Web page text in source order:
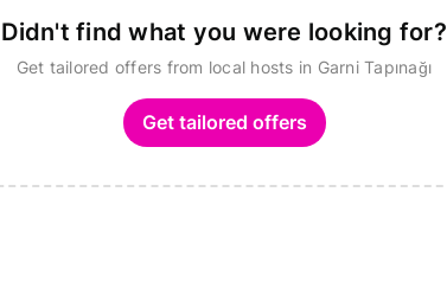
Didn't find what you were looking for?
Get tailored offers from local hosts in Garni Tapınağı
Get tailored offers